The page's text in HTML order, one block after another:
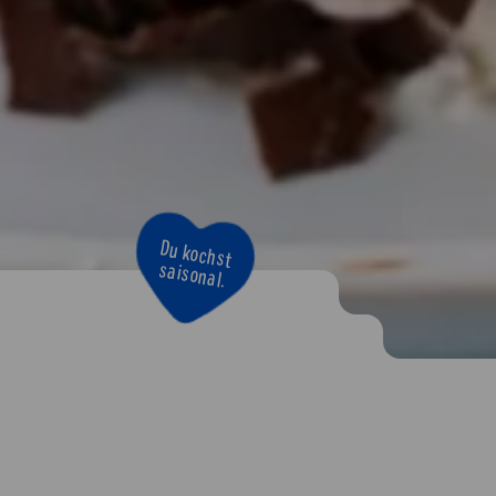
Du kochst
saisonal.